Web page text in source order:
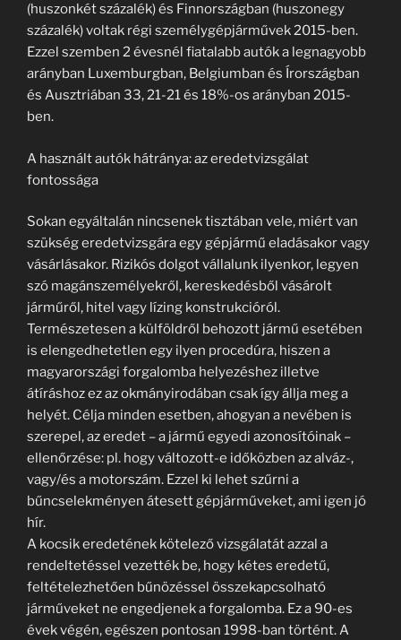
(huszonkét százalék) és Finnországban (huszonegy
százalék) voltak régi személygépjárművek 2015-ben.
Ezzel szemben 2 évesnél fiatalabb autók a legnagyobb
arányban Luxemburgban, Belgiumban és Írországban
és Ausztriában 33, 21-21 és 18%-os arányban 2015-
ben.
A használt autók hátránya: az eredetvizsgálat
fontossága
Sokan egyáltalán nincsenek tisztában vele, miért van
szükség eredetvizsgára egy gépjármű eladásakor vagy
vásárlásakor. Rizikós dolgot vállalunk ilyenkor, legyen
szó magánszemélyekről, kereskedésből vásárolt
járműről, hitel vagy lízing konstrukcióról.
Természetesen a külföldről behozott jármű esetében
is elengedhetetlen egy ilyen procedúra, hiszen a
magyarországi forgalomba helyezéshez illetve
átíráshoz ez az okmányirodában csak így állja meg a
helyét. Célja minden esetben, ahogyan a nevében is
szerepel, az eredet – a jármű egyedi azonosítóinak –
ellenőrzése: pl. hogy változott-e időközben az alváz-,
vagy/és a motorszám. Ezzel ki lehet szűrni a
bűncselekményen átesett gépjárműveket, ami igen jó
hír.
A kocsik eredetének kötelező vizsgálatát azzal a
rendeltetéssel vezették be, hogy kétes eredetű,
feltételezhetően bűnözéssel összekapcsolható
járműveket ne engedjenek a forgalomba. Ez a 90-es
évek végén, egészen pontosan 1998-ban történt. A